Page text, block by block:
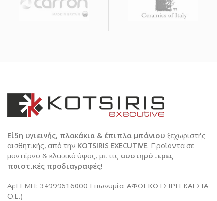
Είδη υγιεινής, πλακάκια & έπιπλα μπάνιου ξεχωριστής
αισθητικής, από την KOTSIRIS EXECUTIVE. Προϊόντα σε
μοντέρνο & κλασικό ύφος, με τις αυστηρότερες
ποιοτικές προδιαγραφές!
ΑρΓΕΜΗ: 34999616000 Επωνυμία: ΑΦΟΙ ΚΟΤΣΙΡΗ ΚΑΙ ΣΙΑ
Ο.Ε.)